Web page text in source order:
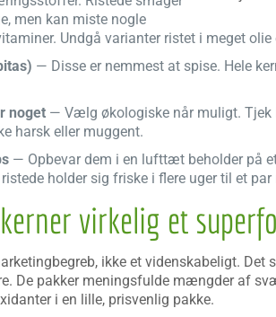
men kan miste nogle
Undgå varianter ristet i meget
— Disse er nemmest at spise. Hele
noget— Vælg økologiske når muligt. Tjek
harsk eller muggent.
— Opbevar dem i en lufttæt beholder på
holder sig friske i flere uger til et
virkelig et
ikke et videnskabeligt.
De pakker meningsfulde mængder af
i en lille, prisvenlig pakke.